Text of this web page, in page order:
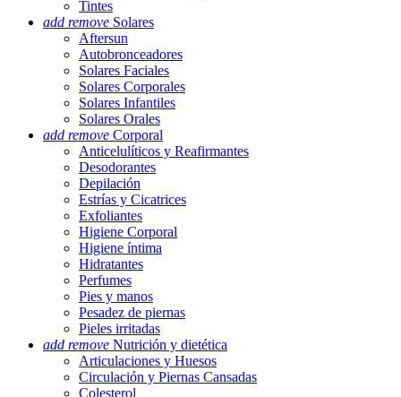
Tintes
add remove Solares
Aftersun
Autobronceadores
Solares Faciales
Solares Corporales
Solares Infantiles
Solares Orales
add remove Corporal
Anticelulíticos y Reafirmantes
Desodorantes
Depilación
Estrías y Cicatrices
Exfoliantes
Higiene Corporal
Higiene íntima
Hidratantes
Perfumes
Pies y manos
Pesadez de piernas
Pieles irritadas
add remove Nutrición y dietética
Articulaciones y Huesos
Circulación y Piernas Cansadas
Colesterol